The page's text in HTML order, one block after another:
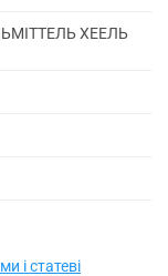
ХЕЕЛЬ
і статеві